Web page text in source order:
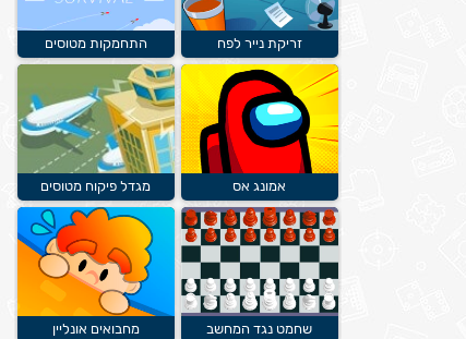
זריקת נייר לפח התחמקות מטוסים
אמונג אס מגדל פיקוח מטוסים
שחמט נגד המחשב מחבואים אונליין